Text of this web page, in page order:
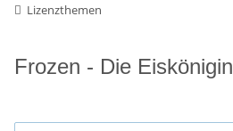
Lizenzthemen
Frozen - Die Eiskönigin